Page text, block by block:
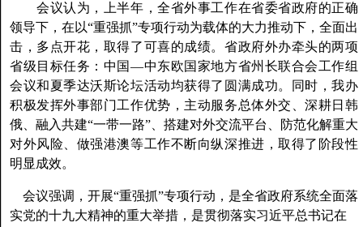
会议认为，上半年，全省外事工作在省委省政府的正确
领导下，在以“重强抓”专项行动为载体的大力推动下，全面出
击，多点开花，取得了可喜的成绩。省政府外办牵头的两项
省级目标任务：中国—中东欧国家地方省州长联合会工作组
会议和夏季达沃斯论坛活动均获得了圆满成功。同时，我办
积极发挥外事部门工作优势，主动服务总体外交、深耕日韩
俄、融入共建“一带一路”、搭建对外交流平台、防范化解重大
对外风险、做强港澳等工作不断向纵深推进，取得了阶段性
明显成效。
会议强调，开展“重强抓”专项行动，是全省政府系统全面落
实党的十九大精神的重大举措，是贯彻落实习近平总书记在